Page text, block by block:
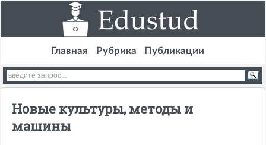
Главная Рубрика Публикации
Новые культуры, методы и
машины